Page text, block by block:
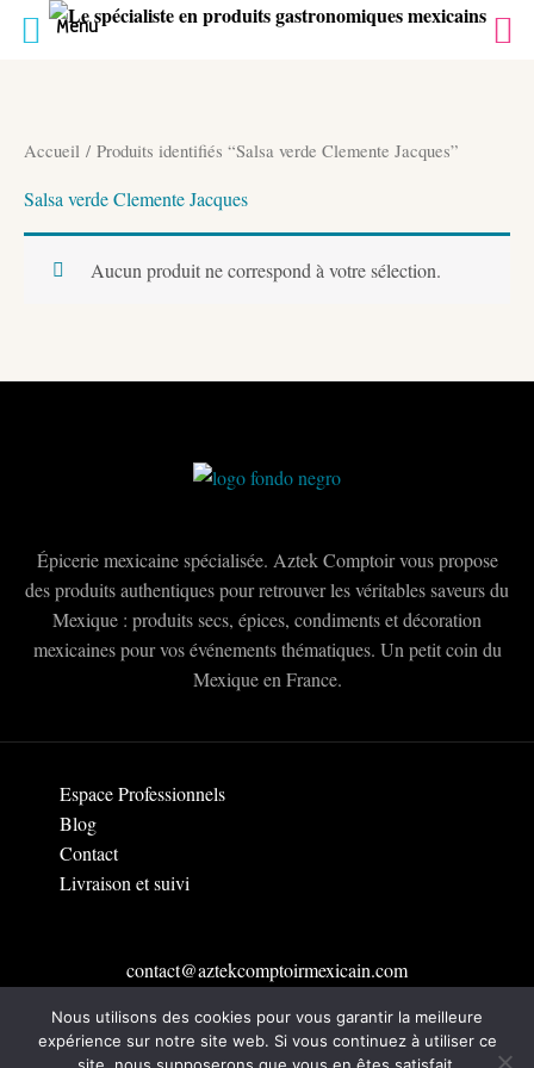
Accueil / Produits identifiés “Salsa verde Clemente Jacques”
Salsa verde Clemente Jacques
Aucun produit ne correspond à votre sélection.
Épicerie mexicaine spécialisée. Aztek Comptoir vous propose
des produits authentiques pour retrouver les véritables saveurs du
Mexique : produits secs, épices, condiments et décoration
mexicaines pour vos événements thématiques. Un petit coin du
Mexique en France.
Espace Professionnels
Blog
Contact
Livraison et suivi
contact@aztekcomptoirmexicain.com
Rejoins la famille Aztek à Toulouse
Menu
Nous utilisons des cookies pour vous garantir la meilleure
expérience sur notre site web. Si vous continuez à utiliser ce